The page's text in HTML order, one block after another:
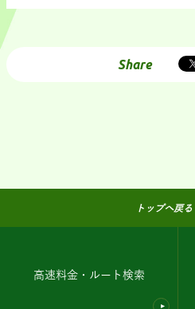
Share
トップへ戻る
高速料金・ルート検索